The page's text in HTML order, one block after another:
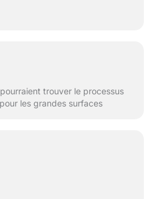
trouver le processus
les grandes surfaces